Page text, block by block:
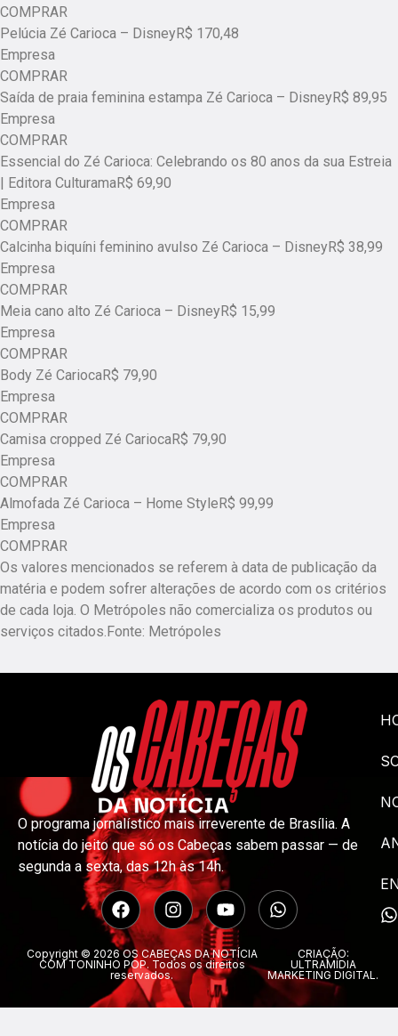
COMPRAR
Pelúcia Zé Carioca – DisneyR$ 170,48
Empresa
COMPRAR
Saída de praia feminina estampa Zé Carioca – DisneyR$ 89,95
Empresa
COMPRAR
Essencial do Zé Carioca: Celebrando os 80 anos da sua Estreia
| Editora CulturamaR$ 69,90
Empresa
COMPRAR
Calcinha biquíni feminino avulso Zé Carioca – DisneyR$ 38,99
Empresa
COMPRAR
Meia cano alto Zé Carioca – DisneyR$ 15,99
Empresa
COMPRAR
Body Zé CariocaR$ 79,90
Empresa
COMPRAR
Camisa cropped Zé CariocaR$ 79,90
Empresa
COMPRAR
Almofada Zé Carioca – Home StyleR$ 99,99
Empresa
COMPRAR
Os valores mencionados se referem à data de publicação da
matéria e podem sofrer alterações de acordo com os critérios
de cada loja. O Metrópoles não comercializa os produtos ou
serviços citados.Fonte: Metrópoles
O programa jornalístico mais irreverente de Brasília. A
notícia do jeito que só os Cabeças sabem passar — de
segunda a sexta, das 12h às 14h.
Copyright © 2026 OS CABEÇAS DA NOTÍCIA
COM TONINHO POP. Todos os direitos
reservados.
CRIAÇÃO:
ULTRAMÍDIA
MARKETING DIGITAL.